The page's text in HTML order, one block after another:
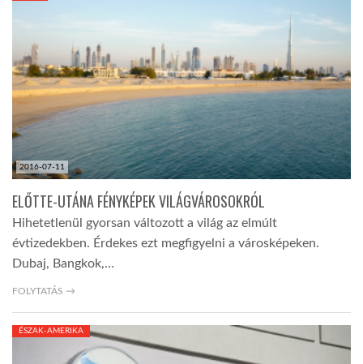
2016-07-11
ELŐTTE-UTÁNA FÉNYKÉPEK VILÁGVÁROSOKRÓL
Hihetetlenül gyorsan változott a világ az elmúlt
évtizedekben. Érdekes ezt megfigyelni a városképeken.
Dubaj, Bangkok,…
FOLYTATÁS →
ÉSZAK-AMERIKA